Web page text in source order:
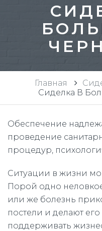
Главная
Сиделка В
Обеспечение
проведение
процедур,
Ситуации в жизни
Порой одно
или же болезнь
постели и делают
поддерживать